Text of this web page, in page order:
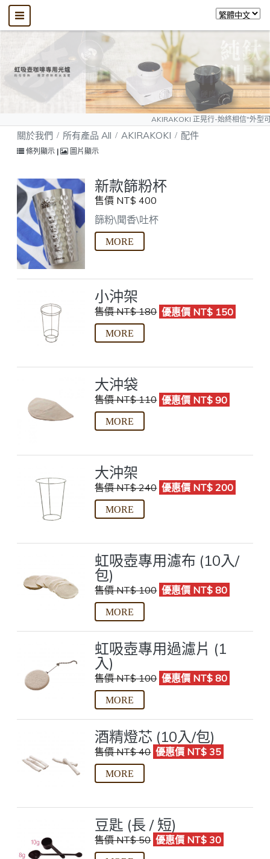
AKIRAKOKI 正晃行-始終相信"外
關於我們 所有產品 All AKIRAKOKI 配件
條列顯示 | 圖片顯示
新款篩粉杯
售價 NT$ 400
篩粉\聞香\吐杯
小沖架
售價 NT$ 180 優惠價 NT$ 150
大沖袋
售價 NT$ 110 優惠價 NT$ 90
大沖架
售價 NT$ 240 優惠價 NT$ 200
虹吸壺專用濾布 (10入/
包)
售價 NT$ 100 優惠價 NT$ 80
虹吸壺專用過濾片 (1
入)
售價 NT$ 100 優惠價 NT$ 80
酒精燈芯 (10入/包)
售價 NT$ 40 優惠價 NT$ 35
豆匙 (長 / 短)
售價 NT$ 50 優惠價 NT$ 30